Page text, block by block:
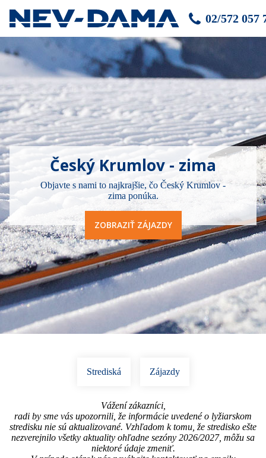
02/572 057
Český Krumlov - zima
Objavte s nami to najkrajšie, čo Český Krumlov -
zima ponúka.
ZOBRAZIŤ ZÁJAZDY
Strediská Zájazdy
Vážení zákazníci,
radi by sme vás upozornili, že informácie uvedené o lyžiarskom
stredisku nie sú aktualizované. Vzhľadom k tomu, že stredisko ešte
nezverejnilo všetky aktuality ohľadne sezóny 2026/2027, môžu sa
niektoré údaje zmeniť.